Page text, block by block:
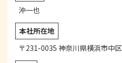
沖一也
本社所在地
〒231-0035 神奈川県横浜市中